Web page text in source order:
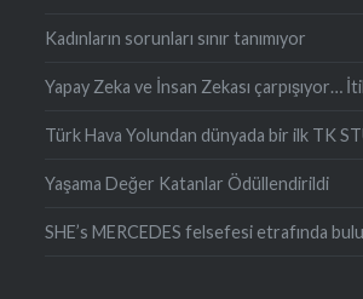
Kadınların sorunları sınır tanımıyor
Yapay Zeka ve İnsan Zekası çarpışıyor…
Türk Hava Yolundan dünyada bir ilk TK
Yaşama Değer Katanlar Ödüllendirildi
SHE’s MERCEDES felsefesi etrafında